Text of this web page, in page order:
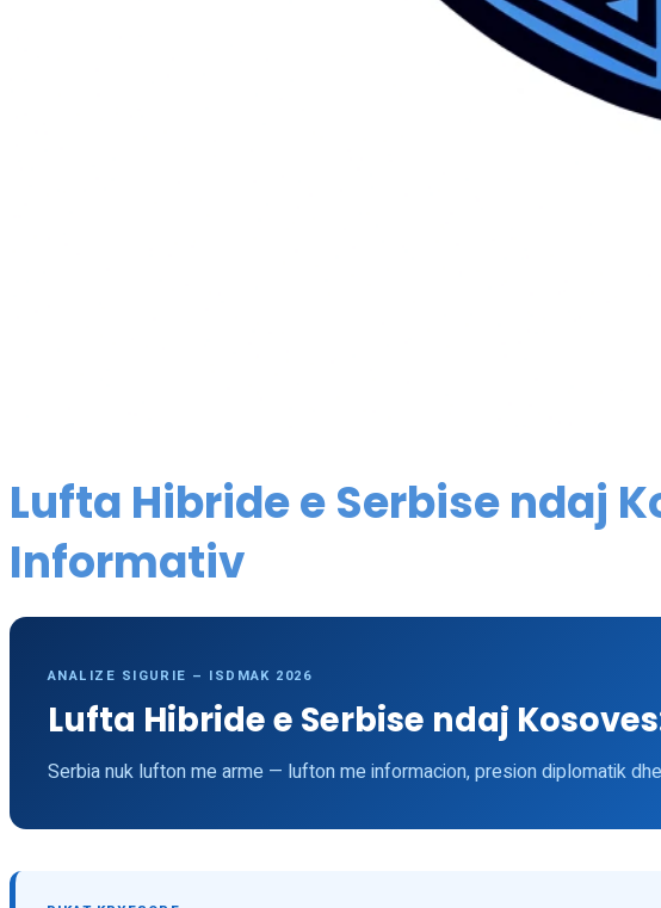
Lufta Hibride e Serbise ndaj
Informativ
ANALIZE SIGURIE – ISDMAK 2026
Lufta Hibride e Serbise ndaj
Serbia nuk lufton me arme — lufton me informacion, presion diplomatik